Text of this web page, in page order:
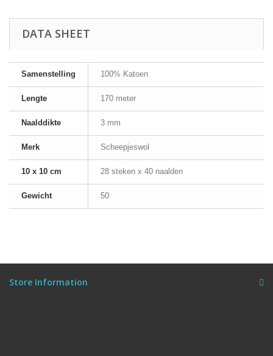
DATA SHEET
Samenstelling 100% Katoen
Lengte 170 meter
Naalddikte 3 mm
Merk Scheepjeswol
10 x 10 cm 28 steken x 40 naalden
Gewicht 50
Store Information